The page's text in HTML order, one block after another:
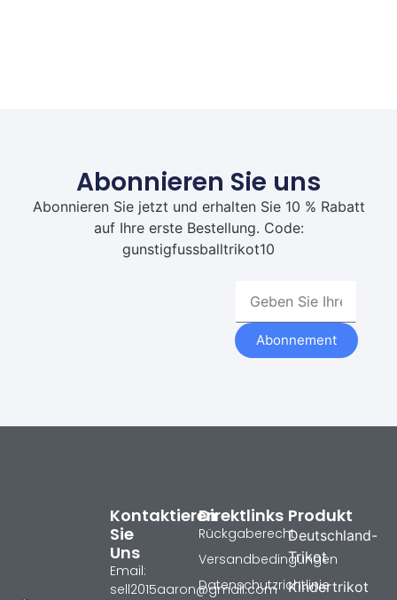
Abonnieren Sie uns
Abonnieren Sie jetzt und erhalten Sie 10 % Rabatt
auf Ihre erste Bestellung. Code:
gunstigfussballtrikot10
Abonnement
Produkt
Deutschland-
Trikot
Kindertrikot
Direktlinks
Rückgaberecht
Versandbedingungen
Datenschutzrichtlinie
Kontaktieren
Sie
Uns
Email:
sell2015aaron@gmail.com